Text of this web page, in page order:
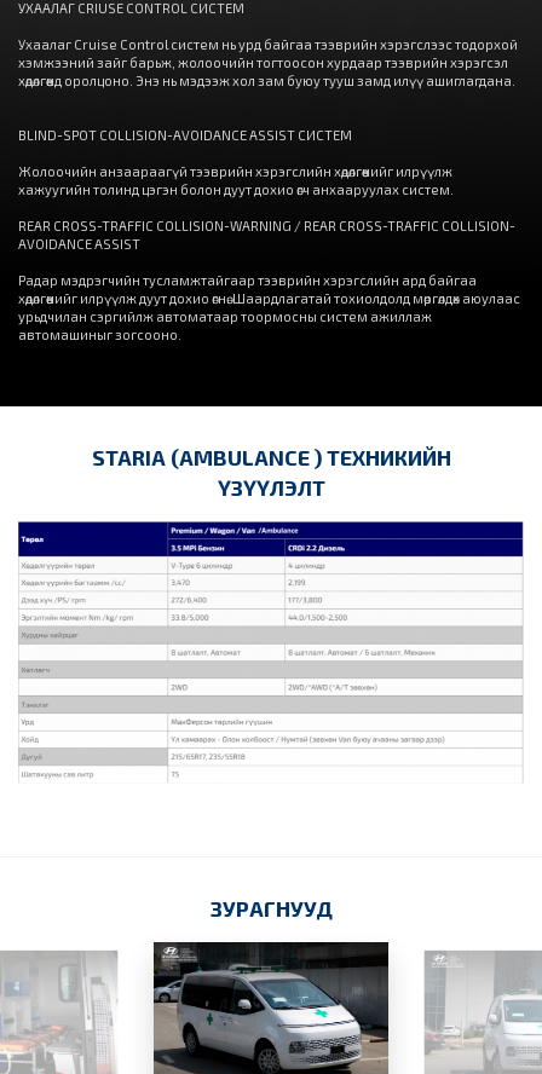
УХААЛАГ CRIUSE CONTROL СИСТЕМ
Ухаалаг Cruise Control систем нь урд байгаа тээврийн хэрэгслээс тодорхой
хэмжээний зайг барьж, жолоочийн тогтоосон хурдаар тээврийн хэрэгсэл
хөдөлгөөнд оролцоно. Энэ нь мэдээж хол зам буюу тууш замд илүү ашиглагдана.
BLIND-SPOT COLLISION-AVOIDANCE ASSIST СИСТЕМ
Жолоочийн анзаараагүй тээврийн хэрэгслийн хөдөлгөөнийг илрүүлж
хажуугийн толинд цэгэн болон дуут дохио өгч анхааруулах систем.
REAR CROSS-TRAFFIC COLLISION-WARNING / REAR CROSS-TRAFFIC COLLISION-
AVOIDANCE ASSIST
Радар мэдрэгчийн тусламжтайгаар тээврийн хэрэгслийн ард байгаа
хөдөлгөөнийг илрүүлж дуут дохио өгнө. Шаардлагатай тохиолдолд мөргөлдөх аюулаас
урьдчилан сэргийлж автоматаар тоормосны систем ажиллаж
автомашиныг зогсооно.
STARIA (AMBULANCE ) ТЕХНИКИЙН
ҮЗҮҮЛЭЛТ
ЗУРАГНУУД